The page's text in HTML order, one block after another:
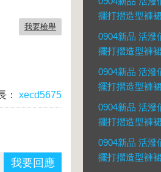
我要檢舉
： xecd5675
我要回應
擺打摺造型褲
0904新品 活潑
擺打摺造型褲
0904新品 活潑
擺打摺造型褲
0904新品 活潑
擺打摺造型褲
0904新品 活潑
擺打摺造型褲